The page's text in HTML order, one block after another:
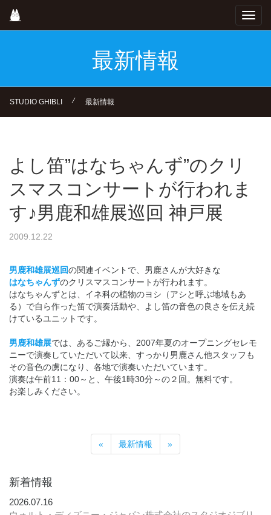
main
最新情報
STUDIO GHIBLI ⁄ 最新情報
よし笛”はなちゃんず”のクリ
スマスコンサートが行われま
す♪男鹿和雄展巡回 神戸展
2009.12.22
男鹿和雄展巡回の関連イベントで、男鹿さんが大好きな
はなちゃんずのクリスマスコンサートが行われます。
はなちゃんずとは、イネ科の植物のヨシ（アシと呼ぶ地域もあ
る）で自ら作った笛で演奏活動や、よし笛の音色の良さを伝え続
けているユニットです。
男鹿和雄展では、あるご縁から、2007年夏のオープニングセレモ
ニーで演奏していただいて以来、すっかり男鹿さん他スタッフも
その音色の虜になり、各地で演奏いただいています。
演奏は午前11：00～と、午後1時30分～の２回。無料です。
お楽しみください。
« 最新情報 »
新着情報
2026.07.16